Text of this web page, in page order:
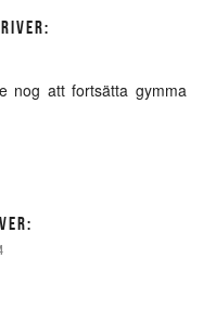
nog att fortsätta gymma